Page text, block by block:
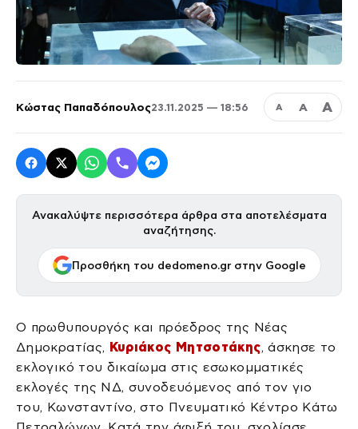
Κώστας Παπαδόπουλος23.11.2025 — 18:56 Α Α Α
Ανακαλύψτε περισσότερα άρθρα στα αποτελέσματα
αναζήτησης.
Προσθήκη του dedomeno.gr στην Google
Ο πρωθυπουργός και πρόεδρος της Νέας
Δημοκρατίας, Κυριάκος Μητσοτάκης, άσκησε το
εκλογικό του δικαίωμα στις εσωκομματικές
εκλογές της ΝΔ, συνοδευόμενος από τον γιο
του, Κωνσταντίνο, στο Πνευματικό Κέντρο Κάτω